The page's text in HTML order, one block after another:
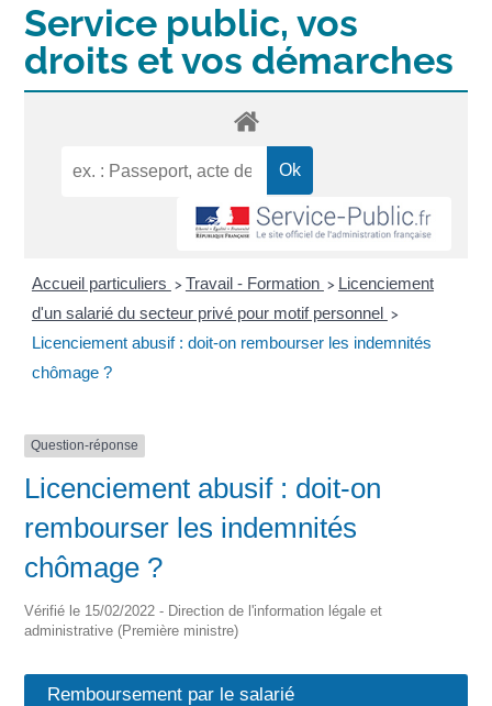
Service public, vos
droits et vos démarches
Accueil particuliers > Travail - Formation > Licenciement
d'un salarié du secteur privé pour motif personnel >
Licenciement abusif : doit-on rembourser les indemnités
chômage ?
Question-réponse
Licenciement abusif : doit-on
rembourser les indemnités
chômage ?
Vérifié le 15/02/2022 - Direction de l'information légale et
administrative (Première ministre)
Remboursement par le salarié